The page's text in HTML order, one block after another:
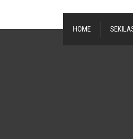
HOME